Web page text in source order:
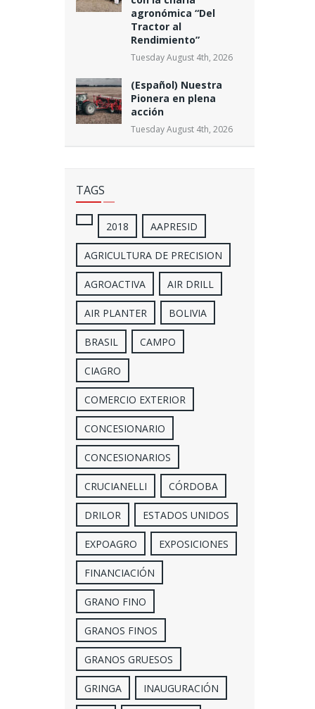
agronómica “Del
Tractor al
Rendimiento”
Tuesday August 4th, 2026
(Español) Nuestra
Pionera en plena
acción
Tuesday August 4th, 2026
TAGS
2018 AAPRESID
AGRICULTURA DE PRECISION
AGROACTIVA AIR DRILL
AIR PLANTER BOLIVIA
BRASIL CAMPO
CIAGRO
COMERCIO EXTERIOR
CONCESIONARIO
CONCESIONARIOS
CRUCIANELLI CÓRDOBA
DRILOR ESTADOS UNIDOS
EXPOAGRO EXPOSICIONES
FINANCIACIÓN
GRANO FINO
GRANOS FINOS
GRANOS GRUESOS
GRINGA INAUGURACIÓN